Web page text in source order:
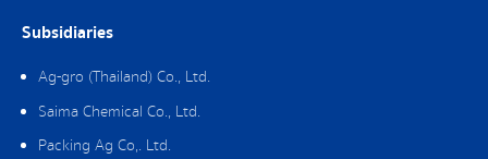
Subsidiaries
Ag-gro (Thailand) Co., Ltd.
Saima Chemical Co., Ltd.
Packing Ag Co,. Ltd.